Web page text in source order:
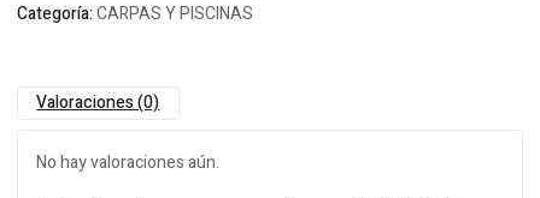
Categoría:CARPAS Y PISCINAS
Valoraciones (0)
No hay valoraciones aún.